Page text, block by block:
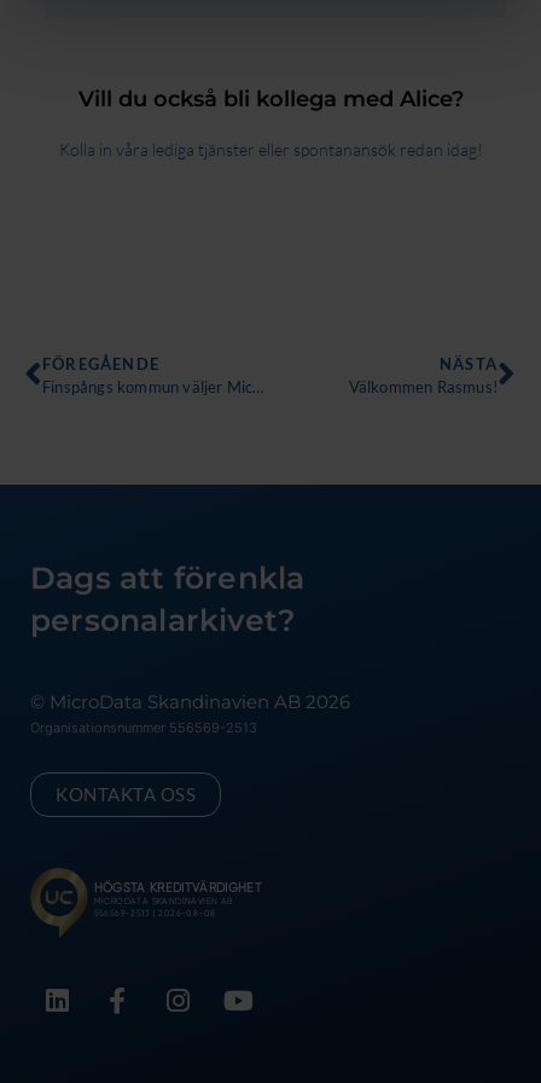
Vill du också bli kollega med Alice?
Kolla in våra lediga tjänster eller spontanansök redan idag!
Föregående
FÖREGÅENDE
Finspångs kommun väljer MicroWeb Personalarkiv
NÄSTA
Välkommen Rasmus!
Dags att förenkla
personalarkivet?
© MicroData Skandinavien AB 2026
Organisationsnummer 556569-2513
KONTAKTA OSS
L
i
F
a
I
n
Y
o